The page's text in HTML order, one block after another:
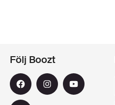
Följ Boozt